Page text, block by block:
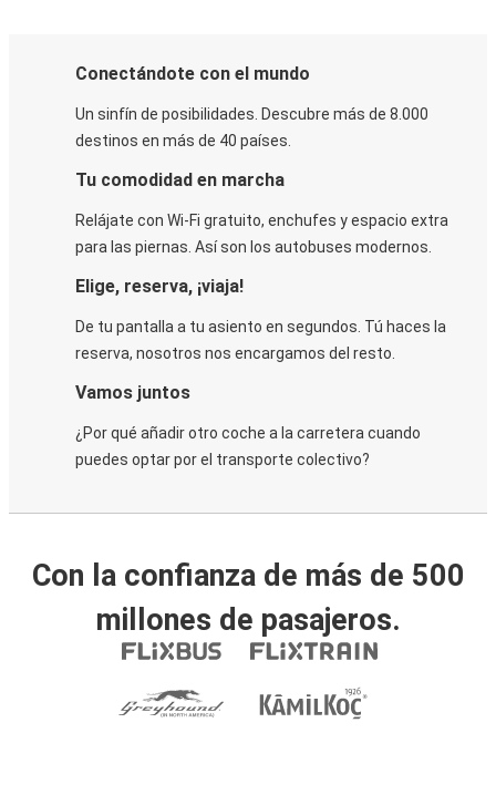
Conectándote con el mundo
Un sinfín de posibilidades. Descubre más de 8.000
destinos en más de 40 países.
Tu comodidad en marcha
Relájate con Wi-Fi gratuito, enchufes y espacio extra
para las piernas. Así son los autobuses modernos.
Elige, reserva, ¡viaja!
De tu pantalla a tu asiento en segundos. Tú haces la
reserva, nosotros nos encargamos del resto.
Vamos juntos
¿Por qué añadir otro coche a la carretera cuando
puedes optar por el transporte colectivo?
Con la confianza de más de 500
millones de pasajeros.